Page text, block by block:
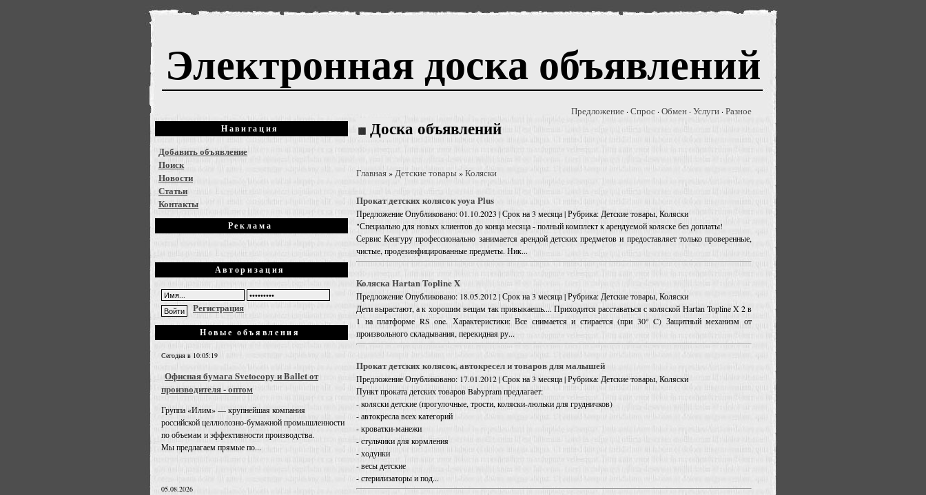
Электронная доска объявлений
Навигация
Добавить объявление
Поиск
Новости
Статьи
Контакты
Реклама
Авторизация
Регистрация
Новые объявления
Сегодня в 10:05:19
Офисная бумага Svetocopy и Ballet от
производителя - оптом
Группа «Илим» — крупнейшая компания
российской целлюлозно-бумажной промышленности
по объемам и эффективности производства.
Мы предлагаем прямые по...
05.08.2026
Доска объявлений
Предложение · Спрос · Обмен · Услуги · Разное
Главная»Детские товары»Коляски
Прокат детских колясок yoya Plus
ПредложениеОпубликовано: 01.10.2023 | Срок на 3 месяца | Рубрика: Детские товары, Коляски
"Специально для новых клиентов до конца месяца - полный комплект к арендуемой коляске без доплаты!
Сервис Кенгуру профессионально занимается арендой детских предметов и предоставляет только проверенные,
чистые, продезинфицированные предметы. Ник...
Коляска Hartan Topline X
ПредложениеОпубликовано: 18.05.2012 | Срок на 3 месяца | Рубрика: Детские товары, Коляски
Дети вырастают, а к хорошим вещам так привыкаешь.... Приходится расставаться с коляской Hartan Topline X 2 в
1 на платформе RS one. Характеристики: Все снимается и стирается (при 30° C) Защитный механизм от
произвольного складывания, перекидная ру...
Прокат детских колясок, автокресел и товаров для малышей
ПредложениеОпубликовано: 17.01.2012 | Срок на 3 месяца | Рубрика: Детские товары, Коляски
Пункт проката детских товаров Babypram предлагает:
- коляски детские (прогулочные, трости, коляски-люльки для грудничков)
- автокресла всех категорий
- кроватки-манежи
- стульчики для кормления
- ходунки
- весы детские
- стерилизаторы и под...